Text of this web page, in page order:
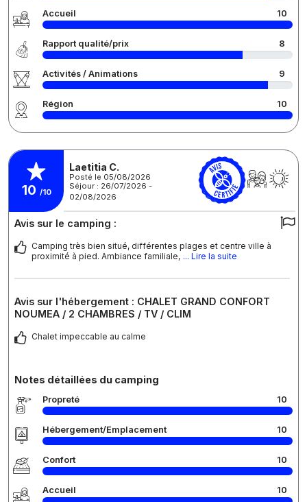
Accueil 10
Rapport qualité/prix 8
Activités / Animations 9
Région 10
10 /10
Laetitia C.
Posté le 05/08/2026
Séjour : 26/07/2026 -
02/08/2026
Avis sur le camping :
Camping très bien situé, différentes plages et centre ville à
proximité à pied. Ambiance familiale, ... Lire la suite
Avis sur l'hébergement : CHALET GRAND CONFORT
NOUMEA / 2 CHAMBRES / TV / CLIM
Chalet impeccable au calme
Notes détaillées du camping
Propreté 10
Hébergement/Emplacement 10
Confort 10
Accueil 10